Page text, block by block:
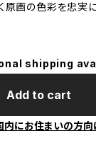
原画の色彩を忠実
shipping
Add to cart
内にお住まいの方向